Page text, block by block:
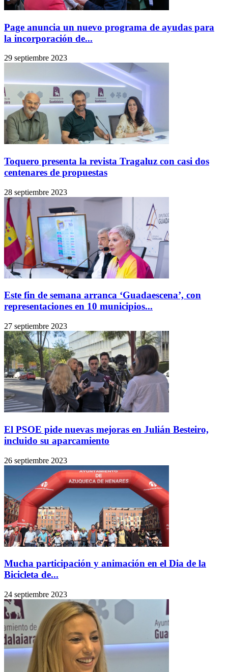
Page anuncia un nuevo programa de ayudas para
la incorporación de...
29 septiembre 2023
Toquero presenta la revista Tragaluz con casi dos
centenares de propuestas
28 septiembre 2023
Este fin de semana arranca ‘Guadaescena’, con
representaciones en 10 municipios...
27 septiembre 2023
El PSOE pide nuevas mejoras en Julián Besteiro,
incluido su aparcamiento
26 septiembre 2023
Mucha participación y animación en el Dia de la
Bicicleta de...
24 septiembre 2023